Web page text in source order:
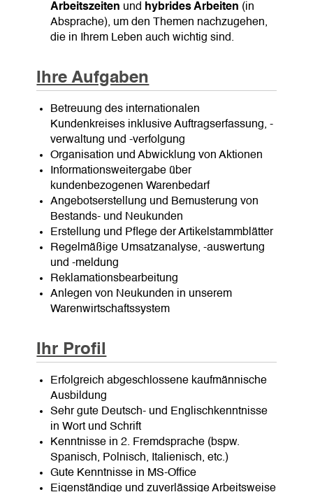
Arbeitszeiten und hybrides Arbeiten (in
Absprache), um den Themen nachzugehen,
die in Ihrem Leben auch wichtig sind.
Ihre Aufgaben
Betreuung des internationalen
Kundenkreises inklusive Auftragserfassung, -
verwaltung und -verfolgung
Organisation und Abwicklung von Aktionen
Informationsweitergabe über
kundenbezogenen Warenbedarf
Angebotserstellung und Bemusterung von
Bestands- und Neukunden
Erstellung und Pflege der Artikelstammblätter
Regelmäßige Umsatzanalyse, -auswertung
und -meldung
Reklamationsbearbeitung
Anlegen von Neukunden in unserem
Warenwirtschaftssystem
Ihr Profil
Erfolgreich abgeschlossene kaufmännische
Ausbildung
Sehr gute Deutsch- und Englischkenntnisse
in Wort und Schrift
Kenntnisse in 2. Fremdsprache (bspw.
Spanisch, Polnisch, Italienisch, etc.)
Gute Kenntnisse in MS-Office
Eigenständige und zuverlässige Arbeitsweise